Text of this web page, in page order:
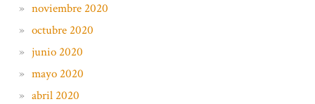
noviembre 2020
octubre 2020
junio 2020
mayo 2020
abril 2020